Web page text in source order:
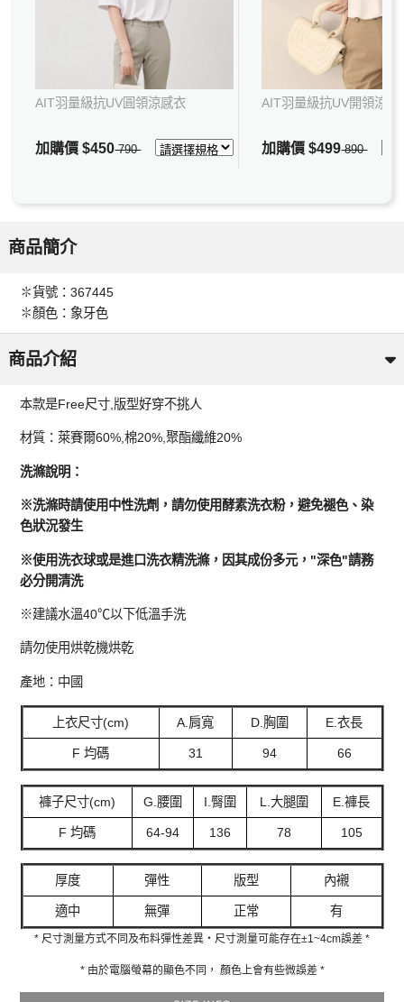
AIT羽量級抗UV圓領涼感衣
加購價$450790
AIT羽量級抗UV開領涼感
加購價$499890
商品簡介
✽貨號：367445
✽顏色：象牙色
商品介紹
本款是Free尺寸,版型好穿不挑人
材質：萊賽爾60%,棉20%,聚酯纖維20%
洗滌說明：
※洗滌時請使用中性洗劑，請勿使用酵素洗衣粉，避免褪色、染
色狀況發生
※使用洗衣球或是進口洗衣精洗滌，因其成份多元，"深色"請務
必分開清洗
※建議水溫40℃以下低溫手洗
請勿使用烘乾機烘乾
產地：中國
上衣尺寸(cm) A.肩寬 D.胸圍 E.衣長
F 均碼 31 94 66
褲子尺寸(cm) G.腰圍 I.臀圍 L.大腿圍 E.褲長
F 均碼 64-94 136 78 105
厚度 彈性 版型 內襯
適中 無彈 正常 有
* 尺寸測量方式不同及布料彈性差異‧尺寸測量可能存在±1~4cm誤差 *
* 由於電腦螢幕的顯色不同， 顏色上會有些微誤差 *